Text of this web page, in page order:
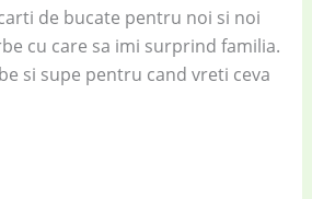
de bucate pentru noi si noi
cu care sa imi surprind familia.
si supe pentru cand vreti ceva